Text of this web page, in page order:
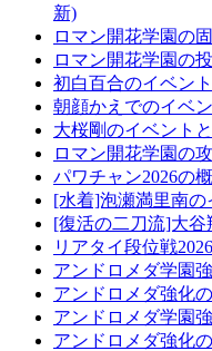
新)
ロマン開花学園の
ロマン開花学園の
初白百合のイベン
朝顔かえでのイベ
大桜剛のイベント
ロマン開花学園の
パワチャン2026の
[水着]泡瀬満里南の
[復活の二刀流]大
リアタイ段位戦
アンドロメダ学園
アンドロメダ強化
アンドロメダ学園
アンドロメダ強化